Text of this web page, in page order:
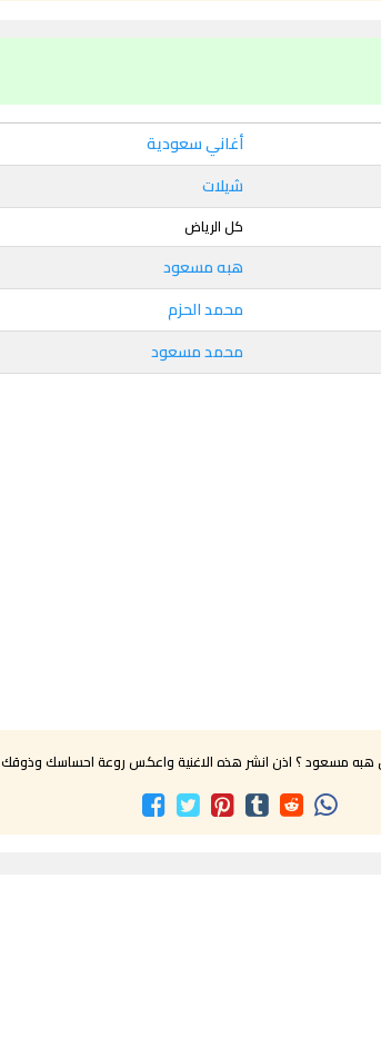
أغاني سعودية
شيلات
كل الرياض
هبه مسعود
محمد الحزم
محمد مسعود
مسعود ؟ اذن انشر هذه الاغنية واعكس روعة احساسك وذوقك